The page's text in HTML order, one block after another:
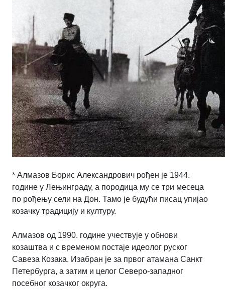
* Алмазов Борис Александрович рођен је 1944.
године у Лењинграду, а породица му се три месеца
по рођењу сели на Дон. Тамо је будући писац упијао
козачку традицију и културу.
Алмазов од 1990. године учествује у обнови
козаштва и с временом постаје идеолог руског
Савеза Козака. Изабран је за првог атамана Санкт
Петербурга, а затим и целог Северо-западног
посебног козачког округа.